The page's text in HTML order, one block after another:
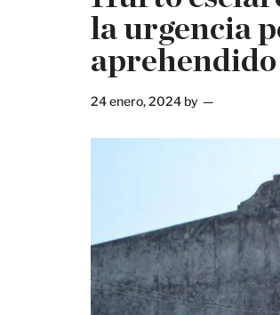
la urgencia
aprehendido
24 enero, 2024 by